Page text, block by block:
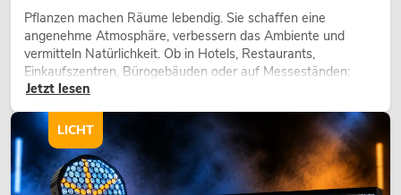
Pflanzen machen Räume lebendig. Sie schaffen eine
angenehme Atmosphäre, verbessern das Ambiente und
vermitteln Natürlichkeit. Ob in Hotels, Restaurants,
Einkaufszentren, Bürogebäuden oder auf Messeständen:
eine hochwertige Begrünung gehört heute längst zum
Jetzt lesen
LICHT